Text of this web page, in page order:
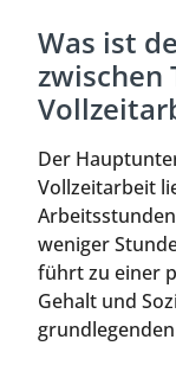
Was ist
zwischen
Der
Vollzeitarbeit
weniger
führt zu einer
Gehalt und